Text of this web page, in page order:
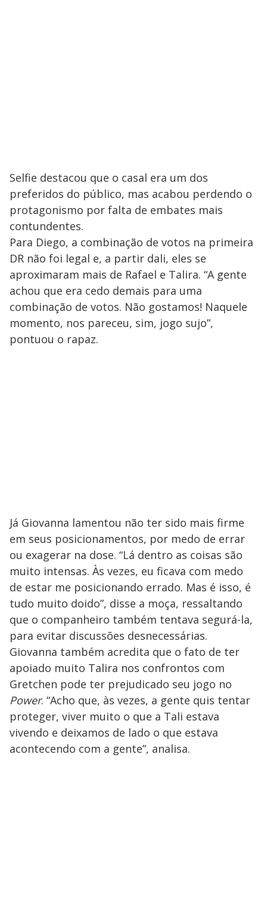
Selfie destacou que o casal era um dos
preferidos do público, mas acabou perdendo o
protagonismo por falta de embates mais
contundentes.
Para Diego, a combinação de votos na primeira
DR não foi legal e, a partir dali, eles se
aproximaram mais de Rafael e Talira. “A gente
achou que era cedo demais para uma
combinação de votos. Não gostamos! Naquele
momento, nos pareceu, sim, jogo sujo”,
pontuou o rapaz.
Já Giovanna lamentou não ter sido mais firme
em seus posicionamentos, por medo de errar
ou exagerar na dose. “Lá dentro as coisas são
muito intensas. Às vezes, eu ficava com medo
de estar me posicionando errado. Mas é isso, é
tudo muito doido”, disse a moça, ressaltando
que o companheiro também tentava segurá-la,
para evitar discussões desnecessárias.
Giovanna também acredita que o fato de ter
apoiado muito Talira nos confrontos com
Gretchen pode ter prejudicado seu jogo no
Power. “Acho que, às vezes, a gente quis tentar
proteger, viver muito o que a Tali estava
vivendo e deixamos de lado o que estava
acontecendo com a gente”, analisa.